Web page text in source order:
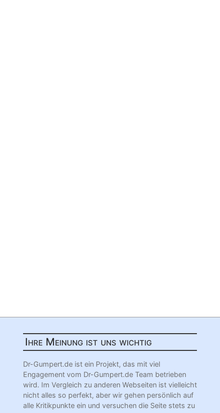
Ihre Meinung ist uns wichtig
Dr-Gumpert.de ist ein Projekt, das mit viel
Engagement vom Dr-Gumpert.de Team betrieben
wird. Im Vergleich zu anderen Webseiten ist vielleicht
nicht alles so perfekt, aber wir gehen persönlich auf
alle Kritikpunkte ein und versuchen die Seite stets zu